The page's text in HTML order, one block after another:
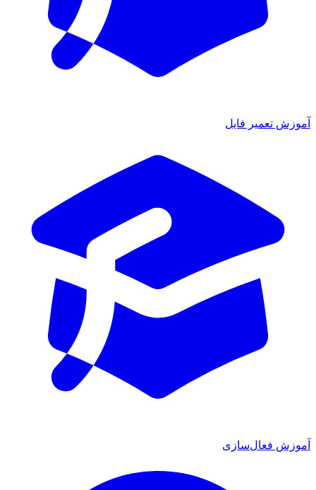
تعمیر فایل
فعال‌سازی